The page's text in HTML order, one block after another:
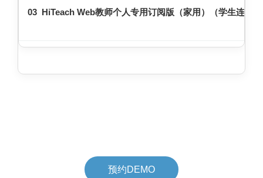
03 HiTeach Web教师个人专用订阅版（家用）（学生连线
预约DEMO